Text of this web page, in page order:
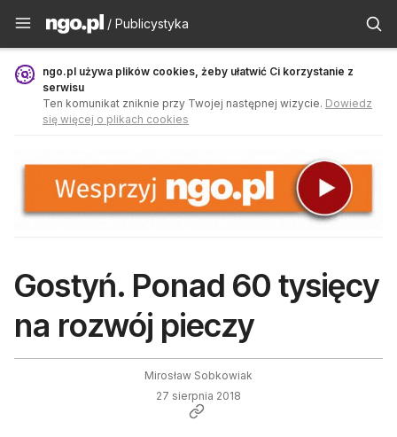
Publicystyka - ngo.pl
/ Publicystyka
ngo.pl używa plików cookies, żeby ułatwić Ci korzystanie z
serwisu
Ten komunikat zniknie przy Twojej następnej wizycie. Dowiedz
się więcej o plikach cookies
Gostyń. Ponad 60 tysięcy
na rozwój pieczy
Mirosław Sobkowiak
27 sierpnia 2018